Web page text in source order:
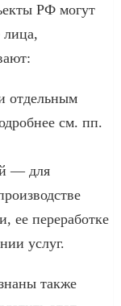
РФ могут
отдельным
см. пп.
— для
ее переработке
услуг.
также